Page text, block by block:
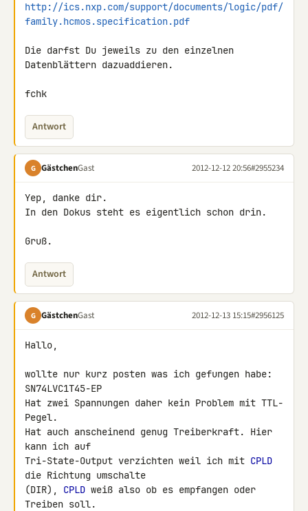
http://ics.nxp.com/support/documents/logic/pdf/
family.hcmos.specification.pdf
Die darfst Du jeweils zu den einzelnen
Datenblättern dazuaddieren.
fchk
Antwort
G GästchenGast 2012-12-12 20:56#2955234
Yep, danke dir.
In den Dokus steht es eigentlich schon drin.
Gruß.
Antwort
G GästchenGast 2012-12-13 15:15#2956125
Hallo,
wollte nur kurz posten was ich gefungen habe:
SN74LVC1T45-EP
Hat zwei Spannungen daher kein Problem mit TTL-
Pegel.
Hat auch anscheinend genug Treiberkraft. Hier
kann ich auf
Tri-State-Output verzichten weil ich mit CPLD
die Richtung umschalte
(DIR), CPLD weiß also ob es empfangen oder
Treiben soll.